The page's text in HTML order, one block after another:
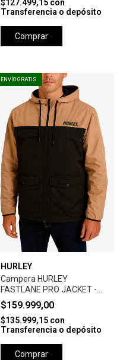
$127.499,15 con
Transferencia o depósito
Comprar
ENVÍO GRATIS
HURLEY
Campera HURLEY
FASTLANE PRO JACKET -
CAMEL
$159.999,00
$135.999,15 con
Transferencia o depósito
Comprar